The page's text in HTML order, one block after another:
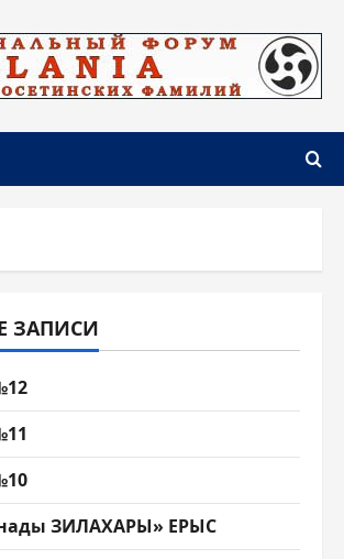
ЗАПИСИ
ЗИЛАХАРЫ» ЕРЫС